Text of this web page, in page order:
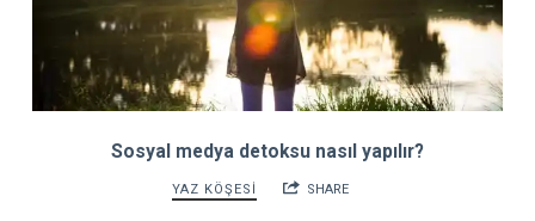
Sosyal medya detoksu nasıl yapılır?
YAZ KÖŞESİ SHARE